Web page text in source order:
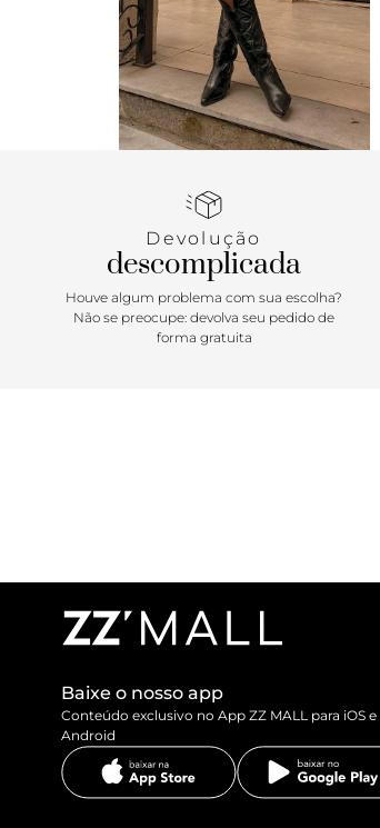
Devolução
descomplicada
Houve algum problema com sua escolha?
Não se preocupe: devolva seu pedido de
forma gratuita
Baixe o nosso app
Conteúdo exclusivo no App ZZ MALL para iOS e
Android